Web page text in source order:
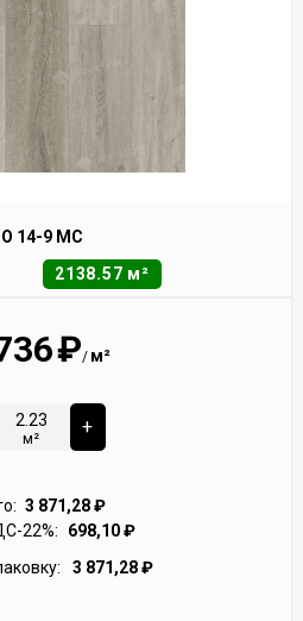
14-9 MC
2138.57 м²
₽/ м²
м²
+
3 871,28₽
22%:
698,10₽
3 871,28₽